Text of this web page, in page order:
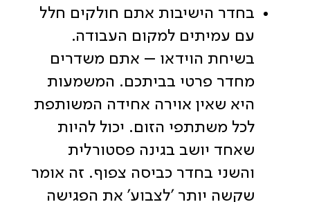
בחדר הישיבות אתם חולקים חלל
עם עמיתים למקום העבודה.
בשיחת הוידאו – אתם משדרים
מחדר פרטי בביתכם. המשמעות
היא שאין אוירה אחידה המשותפת
לכל משתתפי הזום. יכול להיות
שאחד יושב בגינה פסטורלית
והשני בחדר כביסה צפוף. זה אומר
שקשה יותר 'לצבוע' את הפגישה